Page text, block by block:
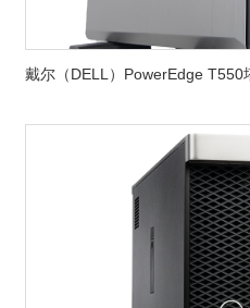
戴尔（DELL）PowerEdge T550